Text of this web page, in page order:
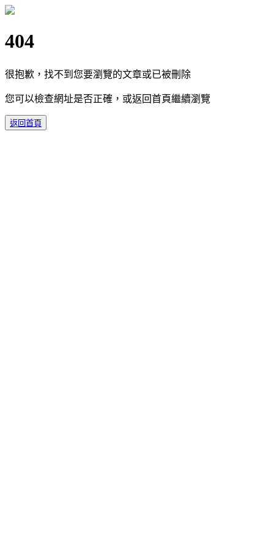
404
很抱歉，找不到您要瀏覽的文章或已被刪除
您可以檢查網址是否正確，或返回首頁繼續瀏覽
返回首頁